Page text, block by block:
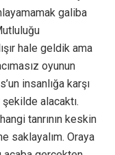
galiba
hale geldik ama
oyunun
insanlığa karşı
alacaktı.
tanrının keskin
saklayalım. Oraya